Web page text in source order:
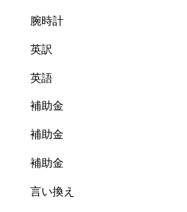
腕時計
英訳
英語
補助金
補助金
補助金
言い換え